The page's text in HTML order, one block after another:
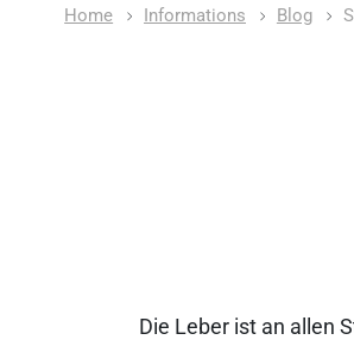
Home Informations Blog
Die Leber ist an allen